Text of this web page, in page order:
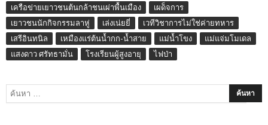
เครือข่ายเยาวชนต้นกล้าชนเผ่าพื้นเมือง
เผด็จการ
เยาวชนนักกิจกรรมลาหู่
เล่งเน่ยยี่
เวทีวิชาการไม่ใช่ค่ายทหาร
เสรีอินทนิล
เหมืองแร่ต้นน้ำกก-น้ำสาย แม่น้ำโขง
แม่แจ่มโมเดล
แสงดาว ศรัทธามั่น
โรงเรียนผู้สูงอายุ ไฟป่า